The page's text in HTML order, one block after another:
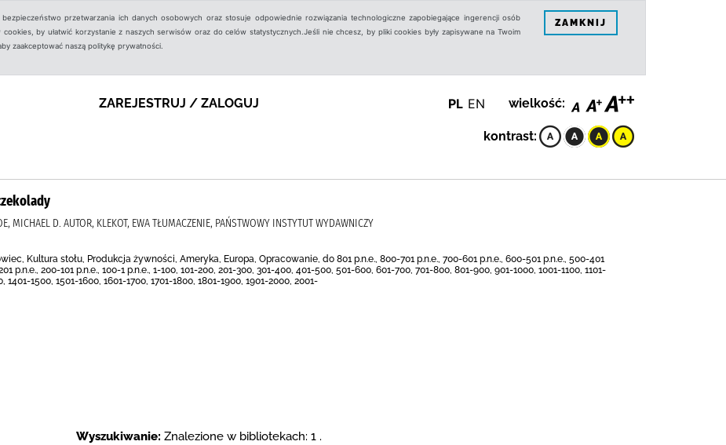
przetwarzania ich danych osobowych oraz stosuje odpowiednie rozwiązania technologiczne zapobiegające ingerencji osób
by ułatwić korzystanie z naszych serwisów oraz do celów statystycznych.Jeśli nie chcesz, by pliki cookies były zapisywane na Twoim
zaakceptować naszą politykę prywatności.
ZAMKNIJ
ZAREJESTRUJ / ZALOGUJ PL EN wielkość:
kontrast:
MICHAEL D. AUTOR, KLEKOT, EWA TŁUMACZENIE, PAŃSTWOWY INSTYTUT WYDAWNICZY
Kultura stołu, Produkcja żywności, Ameryka, Europa, Opracowanie, do 801 p.n.e., 800-701 p.n.e., 700-601 p.n.e., 600-501 p.n.e., 500-401
p.n.e., 200-101 p.n.e., 100-1 p.n.e., 1-100, 101-200, 201-300, 301-400, 401-500, 501-600, 601-700, 701-800, 801-900, 901-1000, 1001-1100, 1101-
1401-1500, 1501-1600, 1601-1700, 1701-1800, 1801-1900, 1901-2000, 2001-
Wyszukiwanie: Znalezione w bibliotekach: 1 .